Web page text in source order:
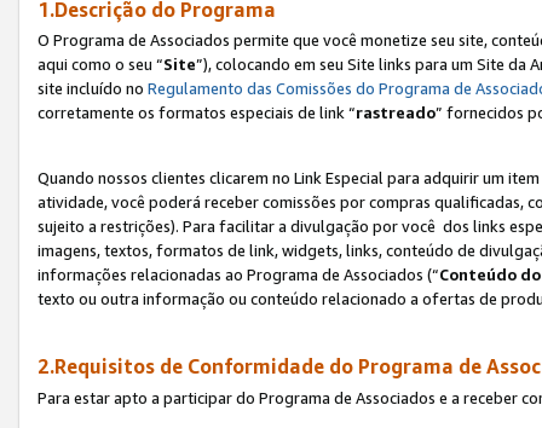
1.Descrição do Programa
O Programa de Associados permite que você monetize seu site,
aqui como o seu “Site”), colocando em seu Site links para um Site da
site incluído no Regulamento das Comissões do Programa de
corretamente os formatos especiais de link “rastreado” fornecidos
Quando nossos clientes clicarem no Link Especial para adquirir um
atividade, você poderá receber comissões por compras qualificadas,
sujeito a restrições). Para facilitar a divulgação por você dos links
imagens, textos, formatos de link, widgets, links, conteúdo de
informações relacionadas ao Programa de Associados (“Conteúdo
texto ou outra informação ou conteúdo relacionado a ofertas de
2.Requisitos de Conformidade do Programa de
Para estar apto a participar do Programa de Associados e a receber